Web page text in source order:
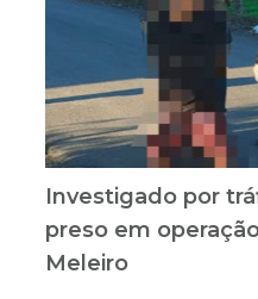
Investigado por
preso em
Meleiro